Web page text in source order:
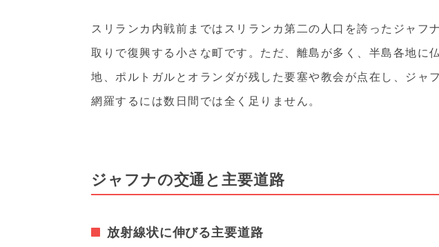
スリランカ内戦前まではスリランカ第二の人口を誇ったジャフ
取りで復興する小さな町です。ただ、離島が多く、半島各地に
地、ポルトガルとオランダが残した要塞や教会が点在し、ジャ
網羅するには数日間では全く足りません。
ジャフナの交通と主要道路
放射線状に伸びる主要道路